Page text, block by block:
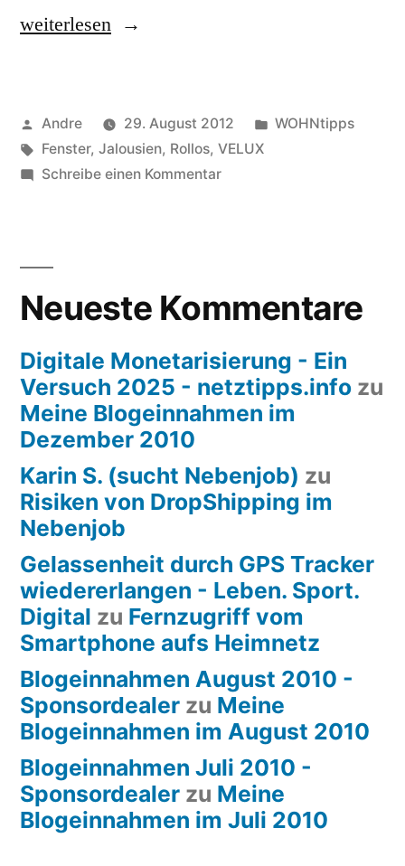
„Fenster
weiterlesen
Veröffentlicht
von
Andre 29. August 2012
Veröffentlicht
WOHNtipps
Schlagwörter:
Fenster, Jalousien, Rollos, VELUX
Schreibe einen Kommentarzu
Neueste Kommentare
Digitale Monetarisierung - Ein
Versuch 2025 - netztipps.info zu
Meine Blogeinnahmen im
Dezember 2010
Karin S. (sucht Nebenjob) zu
Risiken von DropShipping im
Nebenjob
Gelassenheit durch GPS Tracker
wiedererlangen - Leben. Sport.
Digital zu Fernzugriff vom
Smartphone aufs Heimnetz
Blogeinnahmen August 2010 -
Sponsordealer zu Meine
Blogeinnahmen im August 2010
Blogeinnahmen Juli 2010 -
Sponsordealer zu Meine
Blogeinnahmen im Juli 2010